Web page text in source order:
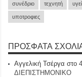
συνέδριο τεχνητή
υποτροφιες
ΠΡΌΣΦΑΤΑ
Αγγελική Τσέργα στο
ΔΙΕΠΙΣΤΗΜΟΝΙΚΟ